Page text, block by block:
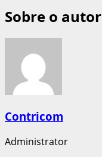
Sobre o autor
Contricom
Administrator